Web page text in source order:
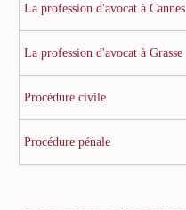
La profession d'avocat à Cannes
La profession d'avocat à Grasse
Procédure civile
Procédure pénale